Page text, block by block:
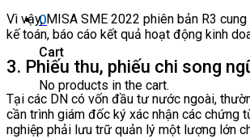
0
Cart
No products in the cart.
Vì vậy, MISA SME 2022 phiên bản R3
kế toán, báo cáo kết quả hoạt động kinh
3. Phiếu thu, phiếu chi song
Tại các DN có vốn đầu tư nước ngoài,
cần trình giám đốc ký xác nhận các chứng
nghiệp phải lưu trữ quản lý một lượng lớn